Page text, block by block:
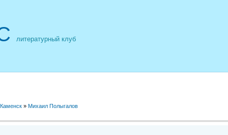
литературный клуб
» Михаил Полыгалов